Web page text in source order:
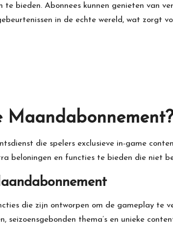
bieden. Abonnees kunnen genieten van
in de echte wereld, wat zorgt
die spelers exclusieve in-game
beloningen en functies te bieden die niet
die zijn ontworpen om de gameplay te
thema’s en unieke